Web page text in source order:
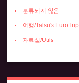
분류되지 않음
여행/Talsu's EuroTrip
자료실/Utils